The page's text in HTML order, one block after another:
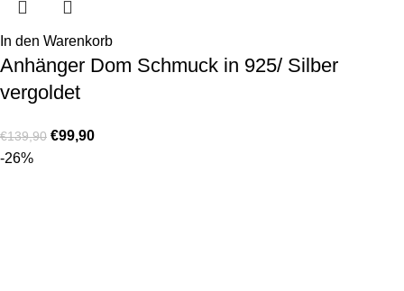
In den Warenkorb
Anhänger Dom Schmuck in 925/ Silber
vergoldet
€139,90 €99,90
-26%